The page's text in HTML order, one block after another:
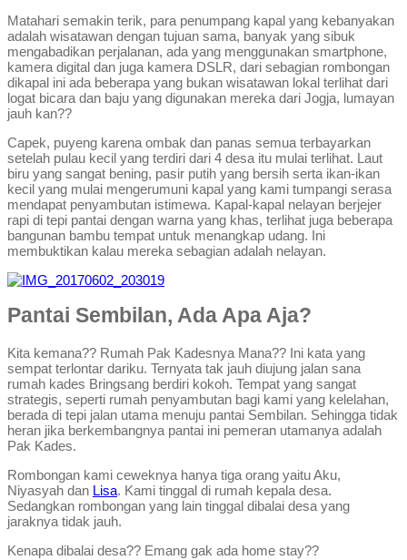
Matahari semakin terik, para penumpang kapal yang kebanyakan
adalah wisatawan dengan tujuan sama, banyak yang sibuk
mengabadikan perjalanan, ada yang menggunakan smartphone,
kamera digital dan juga kamera DSLR, dari sebagian rombongan
dikapal ini ada beberapa yang bukan wisatawan lokal terlihat dari
logat bicara dan baju yang digunakan mereka dari Jogja, lumayan
jauh kan??
Capek, puyeng karena ombak dan panas semua terbayarkan
setelah pulau kecil yang terdiri dari 4 desa itu mulai terlihat. Laut
biru yang sangat bening, pasir putih yang bersih serta ikan-ikan
kecil yang mulai mengerumuni kapal yang kami tumpangi serasa
mendapat penyambutan istimewa. Kapal-kapal nelayan berjejer
rapi di tepi pantai dengan warna yang khas, terlihat juga beberapa
bangunan bambu tempat untuk menangkap udang. Ini
membuktikan kalau mereka sebagian adalah nelayan.
Pantai Sembilan, Ada Apa Aja?
Kita kemana?? Rumah Pak Kadesnya Mana?? Ini kata yang
sempat terlontar dariku. Ternyata tak jauh diujung jalan sana
rumah kades Bringsang berdiri kokoh. Tempat yang sangat
strategis, seperti rumah penyambutan bagi kami yang kelelahan,
berada di tepi jalan utama menuju pantai Sembilan. Sehingga tidak
heran jika berkembangnya pantai ini pemeran utamanya adalah
Pak Kades.
Rombongan kami ceweknya hanya tiga orang yaitu Aku,
Niyasyah dan Lisa. Kami tinggal di rumah kepala desa.
Sedangkan rombongan yang lain tinggal dibalai desa yang
jaraknya tidak jauh.
Kenapa dibalai desa?? Emang gak ada home stay??